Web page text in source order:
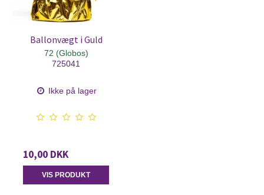
Ballonvægt i Guld
72 (Globos)
725041
Ikke på lager
10,00 DKK
VIS PRODUKT